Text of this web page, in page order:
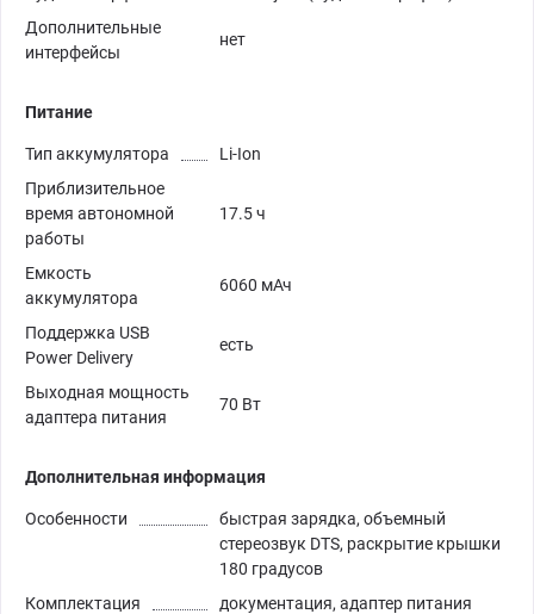
Дополнительные
интерфейсы
нет
Питание
Тип аккумулятора
Li-Ion
Приблизительное
время автономной
работы
17.5 ч
Емкость
аккумулятора
6060 мАч
Поддержка USB
Power Delivery
есть
Выходная мощность
адаптера питания
70 Вт
Дополнительная информация
Особенности
быстрая зарядка, объемный
стереозвук DTS, раскрытие крышки
180 градусов
Комплектация
документация, адаптер питания